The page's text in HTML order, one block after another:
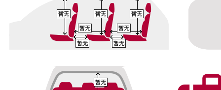
暂无 暂无 暂无
暂无
暂无 暂无
暂无
暂无